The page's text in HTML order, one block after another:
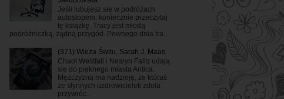
Jeśli lubujesz się w podróżach
autostopem: koniecznie przeczytaj
tę książkę. Tracy jest młodą
podróżniczką, żądną przygód. Pewnego dnia tra...
(371) Wieża Świtu, Sarah J. Maas
Chaol Westfall i Nesryn Faliq udają
się do pięknego miasta Antica.
Mężczyzna ma nadzieję, że któraś
ze słynnych uzdrowicielek zdoła
przywróc...